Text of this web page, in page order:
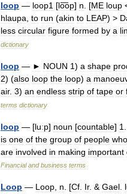
loop — loop1 [lo͞op] n . [ME loup
hlaupa to run (akin to LEAP) >
less circular figure formed by a
dictionary
loop — ► NOUN 1) a shape
2) (also loop the loop) a
air. 3) an endless strip of tape or
terms dictionary
loop — [luːp] noun [countable] 1
is one of the group of people who
are involved in making important
Financial and business terms
Loop — Loop n . [Cf Ir. & Gael